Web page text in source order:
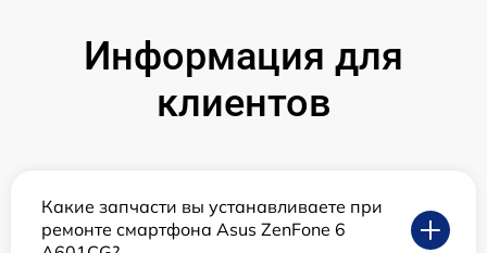
Информация для
клиентов
Какие запчасти вы устанавливаете при
ремонте смартфона Asus ZenFone 6